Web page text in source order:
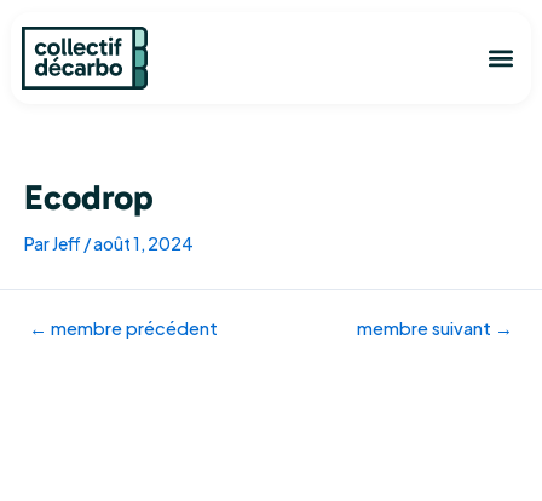
contenu
Ecodrop
ParJeff/août 1, 2024
des
articles
← membre précédent membre suivant →